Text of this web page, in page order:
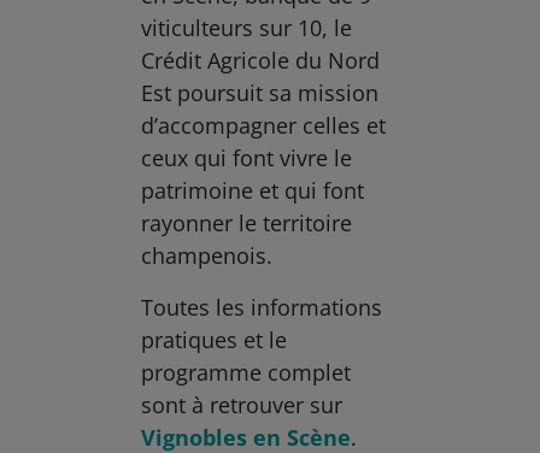
viticulteurs sur 10, le
Crédit Agricole du Nord
Est poursuit sa mission
d’accompagner celles et
ceux qui font vivre le
patrimoine et qui font
rayonner le territoire
champenois.
Toutes les informations
pratiques et le
programme complet
sont à retrouver sur
Vignobles en Scène.